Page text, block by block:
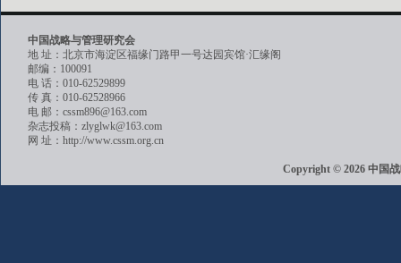
中国战略与管理研究会
地 址：北京市海淀区福缘门路甲一号达园宾馆·汇缘阁
邮编：100091
电 话：010-62529899
传 真：010-62528966
电 邮：cssm896@163.com
杂志投稿：zlyglwk@163.com
网 址：http://www.cssm.org.cn
Copyright © 2026 中国